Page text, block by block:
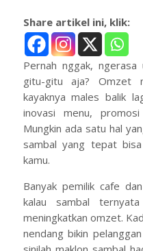
Share artikel ini, klik:
Pernah nggak,
gitu-gitu aja? Omzet
kayaknya males balik
inovasi menu,
Mungkin ada satu hal
sambal yang tepat
kamu.
Banyak pemilik cafe
kalau sambal
meningkatkan omzet.
nendang bikin